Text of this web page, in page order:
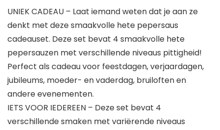
UNIEK CADEAU – Laat iemand weten dat je aan ze
denkt met deze smaakvolle hete pepersaus
cadeauset. Deze set bevat 4 smaakvolle hete
pepersauzen met verschillende niveaus pittigheid!
Perfect als cadeau voor feestdagen, verjaardagen,
jubileums, moeder- en vaderdag, bruiloften en
andere evenementen.
IETS VOOR IEDEREEN – Deze set bevat 4
verschillende smaken met variërende niveaus